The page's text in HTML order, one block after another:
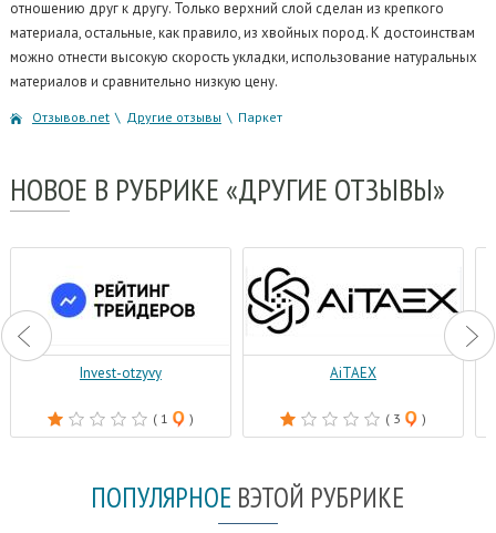
отношению друг к другу. Только верхний слой сделан из крепкого
материала, остальные, как правило, из хвойных пород. К достоинствам
можно отнести высокую скорость укладки, использование натуральных
материалов и сравнительно низкую цену.
Отзывов.net \ Другие отзывы \ Паркет
НОВОЕ В РУБРИКЕ «ДРУГИЕ ОТЗЫВЫ»
Invest-otzyvy
( 1 )
AiTAEX
( 3 )
ПОПУЛЯРНОЕ ВЭТОЙ РУБРИКЕ